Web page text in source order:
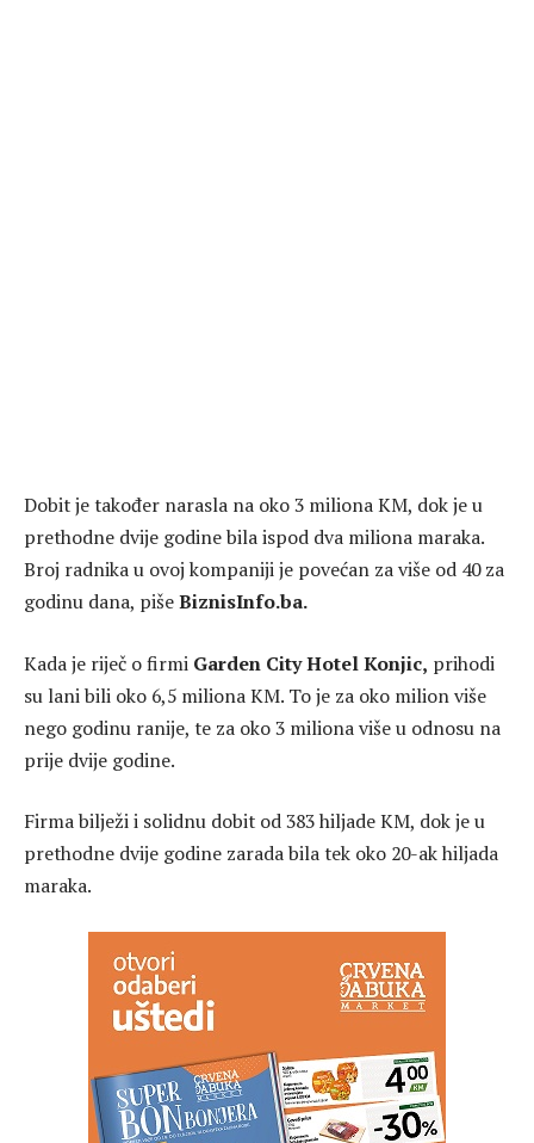
Dobit je također narasla na oko 3 miliona KM, dok je u
prethodne dvije godine bila ispod dva miliona maraka.
Broj radnika u ovoj kompaniji je povećan za više od 40 za
godinu dana, pišeBiznisInfo.ba.
Kada je riječ o firmi Garden City Hotel Konjic, prihodi
su lani bili oko 6,5 miliona KM. To je za oko milion više
nego godinu ranije, te za oko 3 miliona više u odnosu na
prije dvije godine.
Firma bilježi i solidnu dobit od 383 hiljade KM, dok je u
prethodne dvije godine zarada bila tek oko 20-ak hiljada
maraka.